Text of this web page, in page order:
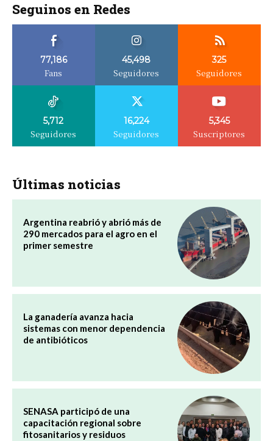
Seguinos en Redes
77,186
Fans
45,498
Seguidores
325
Seguidores
5,712
Seguidores
16,224
Seguidores
5,345
Suscriptores
Últimas noticias
Argentina reabrió y abrió más de
290 mercados para el agro en el
primer semestre
La ganadería avanza hacia
sistemas con menor dependencia
de antibióticos
SENASA participó de una
capacitación regional sobre
fitosanitarios y residuos